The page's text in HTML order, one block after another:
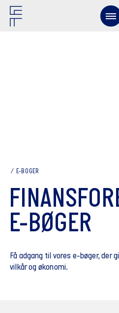
E-BOGER
E-BØGER
Få adgang til vores e-bøger, der
vilkår og økonomi.